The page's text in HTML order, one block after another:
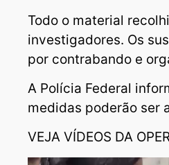
Todo o material
investigadores. Os
por contrabando e
A Polícia Federal
medidas poderão ser
VEJA VÍDEOS DA